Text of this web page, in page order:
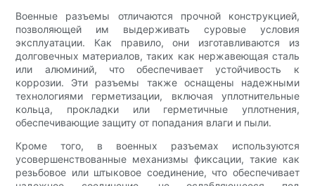
Военные разъемы отличаются прочной конструкцией,
позволяющей им выдерживать суровые условия
эксплуатации. Как правило, они изготавливаются из
долговечных материалов, таких как нержавеющая сталь
или алюминий, что обеспечивает устойчивость к
коррозии. Эти разъемы также оснащены надежными
технологиями герметизации, включая уплотнительные
кольца, прокладки или герметичные уплотнения,
обеспечивающие защиту от попадания влаги и пыли.
Кроме того, в военных разъемах используются
усовершенствованные механизмы фиксации, такие как
резьбовое или штыковое соединение, что обеспечивает